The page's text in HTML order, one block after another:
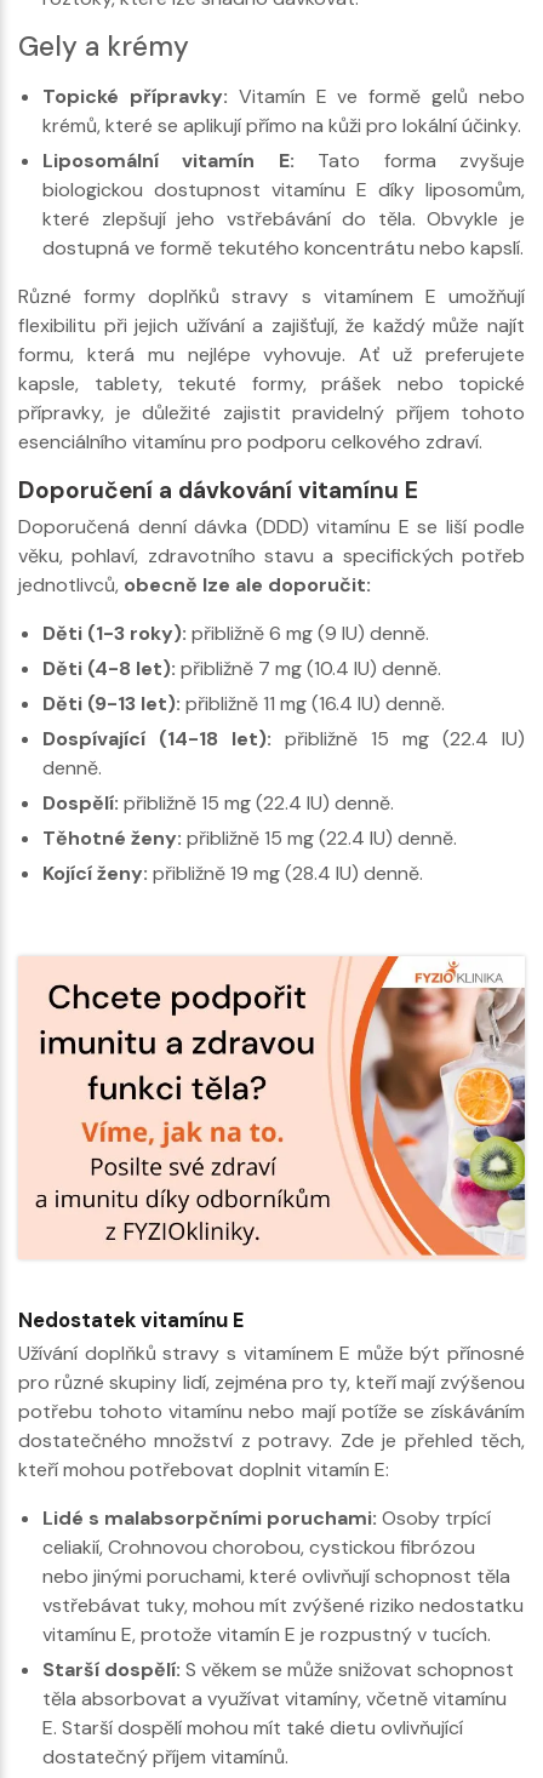
Gely a krémy
Topické přípravky: Vitamín E ve formě gelů nebo
krémů, které se aplikují přímo na kůži pro lokální účinky.
Liposomální vitamín E: Tato forma zvyšuje
biologickou dostupnost vitamínu E díky liposomům,
které zlepšují jeho vstřebávání do těla. Obvykle je
dostupná ve formě tekutého koncentrátu nebo kapslí.
Různé formy doplňků stravy s vitamínem E umožňují
flexibilitu při jejich užívání a zajišťují, že každý může najít
formu, která mu nejlépe vyhovuje. Ať už preferujete
kapsle, tablety, tekuté formy, prášek nebo topické
přípravky, je důležité zajistit pravidelný příjem tohoto
esenciálního vitamínu pro podporu celkového zdraví.
Doporučení a dávkování vitamínu E
Doporučená denní dávka (DDD) vitamínu E se liší podle
věku, pohlaví, zdravotního stavu a specifických potřeb
jednotlivců, obecně lze ale doporučit:
Děti (1-3 roky): přibližně 6 mg (9 IU) denně.
Děti (4-8 let): přibližně 7 mg (10.4 IU) denně.
Děti (9-13 let): přibližně 11 mg (16.4 IU) denně.
Dospívající (14-18 let): přibližně 15 mg (22.4 IU)
denně.
Dospělí: přibližně 15 mg (22.4 IU) denně.
Těhotné ženy: přibližně 15 mg (22.4 IU) denně.
Kojící ženy: přibližně 19 mg (28.4 IU) denně.
Nedostatek vitamínu E
Užívání doplňků stravy s vitamínem E může být přínosné
pro různé skupiny lidí, zejména pro ty, kteří mají zvýšenou
potřebu tohoto vitamínu nebo mají potíže se získáváním
dostatečného množství z potravy. Zde je přehled těch,
kteří mohou potřebovat doplnit vitamín E:
Lidé s malabsorpčními poruchami: Osoby trpící
celiakií, Crohnovou chorobou, cystickou fibrózou
nebo jinými poruchami, které ovlivňují schopnost těla
vstřebávat tuky, mohou mít zvýšené riziko nedostatku
vitamínu E, protože vitamín E je rozpustný v tucích.
Starší dospělí: S věkem se může snižovat schopnost
těla absorbovat a využívat vitamíny, včetně vitamínu
E. Starší dospělí mohou mít také dietu ovlivňující
dostatečný příjem vitamínů.